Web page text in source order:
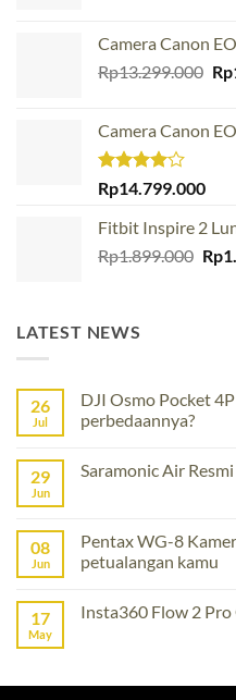
Camera Canon
Rp13.299.000 Rp
Camera Canon
Rated
4.00
of 5
Rp14.799.000
Fitbit Inspire 2
Rp1.899.000 Rp
LATEST NEWS
26
Jul
DJI Osmo Pocket
perbedaannya?
on
Resmi
Hadir!
Apa
29
Jun
Saramonic Air
Saramonic
Air
Resmi
Hadir
08
Jun
Pentax WG-8
petualangan kamu
on
17
May
Insta360 Flow 2
Flow